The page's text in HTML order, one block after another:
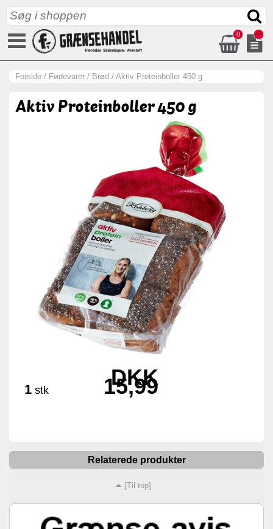
0
Forside / Fødevarer / Brød / Aktiv Proteinboller 450 g
Aktiv Proteinboller 450 g
1 stk
DKK
15,99
Relaterede produkter
[Til top]